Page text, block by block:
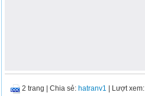
2 trang |Chia sẻ: hatranv1 | Lượt